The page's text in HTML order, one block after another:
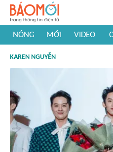
NÓNG MỚI VIDEO
#Khám phá thế giới
KAREN NGUYỄN